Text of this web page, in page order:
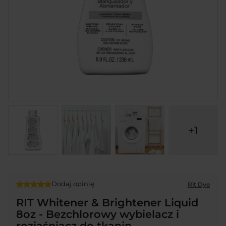
+1
Dodaj opinię Rit Dye
RIT Whitener & Brightener Liquid
8oz - Bezchlorowy wybielacz i